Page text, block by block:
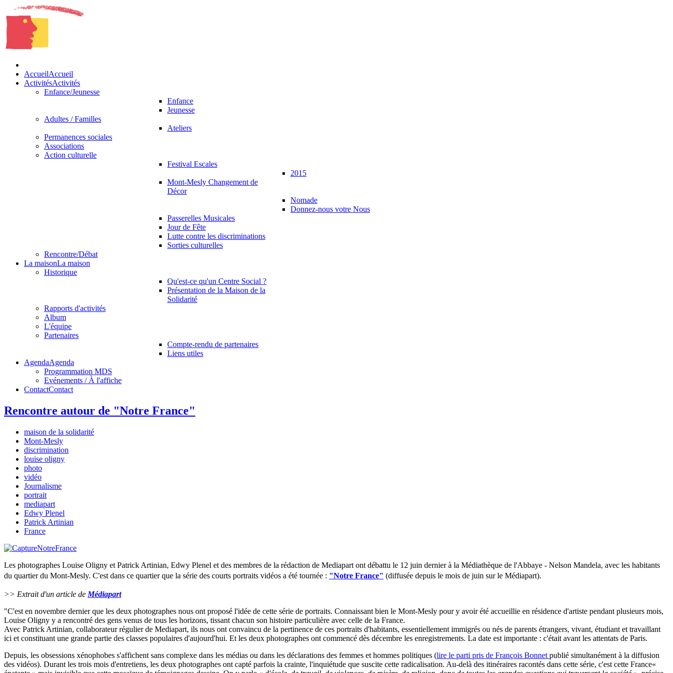
AccueilAccueil
ActivitésActivités
Enfance/Jeunesse
Enfance
Jeunesse
Adultes / Familles
Ateliers
Permanences sociales
Associations
Action culturelle
Festival Escales
2015
Mont-Mesly Changement de
Décor
Nomade
Donnez-nous votre Nous
Passerelles Musicales
Jour de Fête
Lutte contre les discriminations
Sorties culturelles
Rencontre/Débat
La maisonLa maison
Historique
Qu'est-ce qu'un Centre Social ?
Présentation de la Maison de la
Solidarité
Rapports d'activités
Album
L'équipe
Partenaires
Compte-rendu de partenaires
Liens utiles
AgendaAgenda
Programmation MDS
Evénements / À l'affiche
ContactContact
Rencontre autour de "Notre France"
maison de la solidarité
Mont-Mesly
discrimination
louise oligny
photo
vidéo
Journalisme
portrait
mediapart
Edwy Plenel
Patrick Artinian
France
Les photographes Louise Oligny et Patrick Artinian, Edwy Plenel et des membres de la rédaction de Mediapart ont débattu le 12 juin dernier à la Médiathèque de l'Abbaye - Nelson Mandela, avec les habitants
du quartier du Mont-Mesly. C'est dans ce quartier que la série des courts portraits vidéos a été tournée : "Notre France" (diffusée depuis le mois de juin sur le Médiapart).
>> Extrait d'un article de Médiapart
"C'est en novembre dernier que les deux photographes nous ont proposé l'idée de cette série de portraits. Connaissant bien le Mont-Mesly pour y avoir été accueillie en résidence d'artiste pendant plusieurs mois,
Louise Oligny y a rencontré des gens venus de tous les horizons, tissant chacun son histoire particulière avec celle de la France.
Avec Patrick Artinian, collaborateur régulier de Mediapart, ils nous ont convaincu de la pertinence de ces portraits d'habitants, essentiellement immigrés ou nés de parents étrangers, vivant, étudiant et travaillant
ici et constituant une grande partie des classes populaires d'aujourd'hui. Et les deux photographes ont commencé dès décembre les enregistrements. La date est importante : c'était avant les attentats de Paris.
Depuis, les obsessions xénophobes s'affichent sans complexe dans les médias ou dans les déclarations des femmes et hommes politiques (lire le parti pris de François Bonnet publié simultanément à la diffusion
des vidéos). Durant les trois mois d'entretiens, les deux photographes ont capté parfois la crainte, l'inquiétude que suscite cette radicalisation. Au-delà des itinéraires racontés dans cette série, c'est cette France«